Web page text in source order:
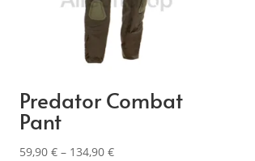
Predator Combat
Pant
59,90€ – 134,90€Preisspanne: